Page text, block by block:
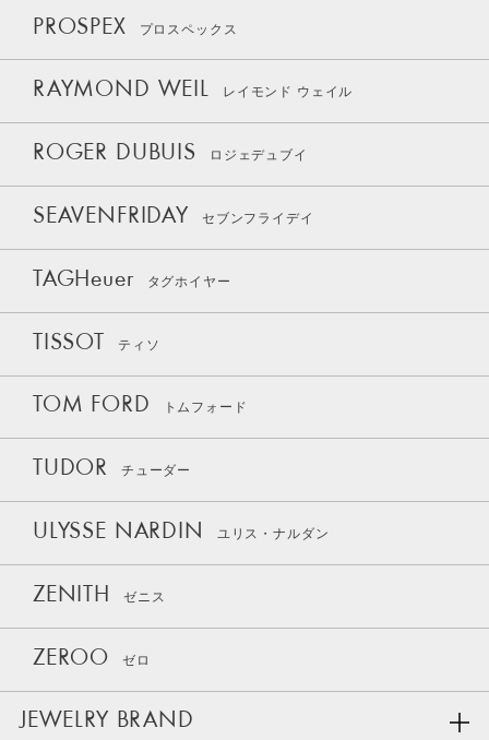
PROSPEX プロスペックス
RAYMOND WEIL レイモンド ウェイル
ROGER DUBUIS ロジェデュブイ
SEAVENFRIDAY セブンフライデイ
TAGHeuer タグホイヤー
TISSOT ティソ
TOM FORD トムフォード
TUDOR チューダー
ULYSSE NARDIN ユリス・ナルダン
ZENITH ゼニス
ZEROO ゼロ
JEWELRY BRAND